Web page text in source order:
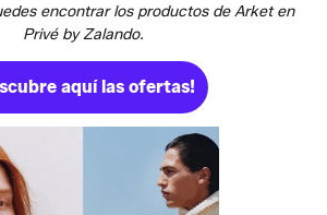
encontrar los productos de Arket en
Privé by Zalando.
aquí las ofertas!